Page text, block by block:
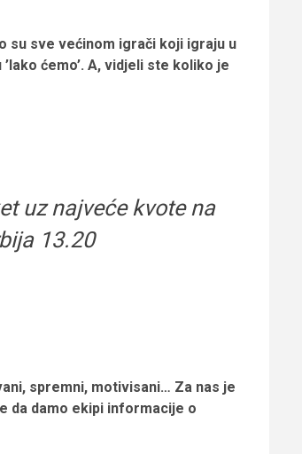
su sve većinom igrači koji igraju u
ćemo’. A, vidjeli ste koliko je
uz najveće kvote na
13.20
spremni, motivisani… Za nas je
da damo ekipi informacije o